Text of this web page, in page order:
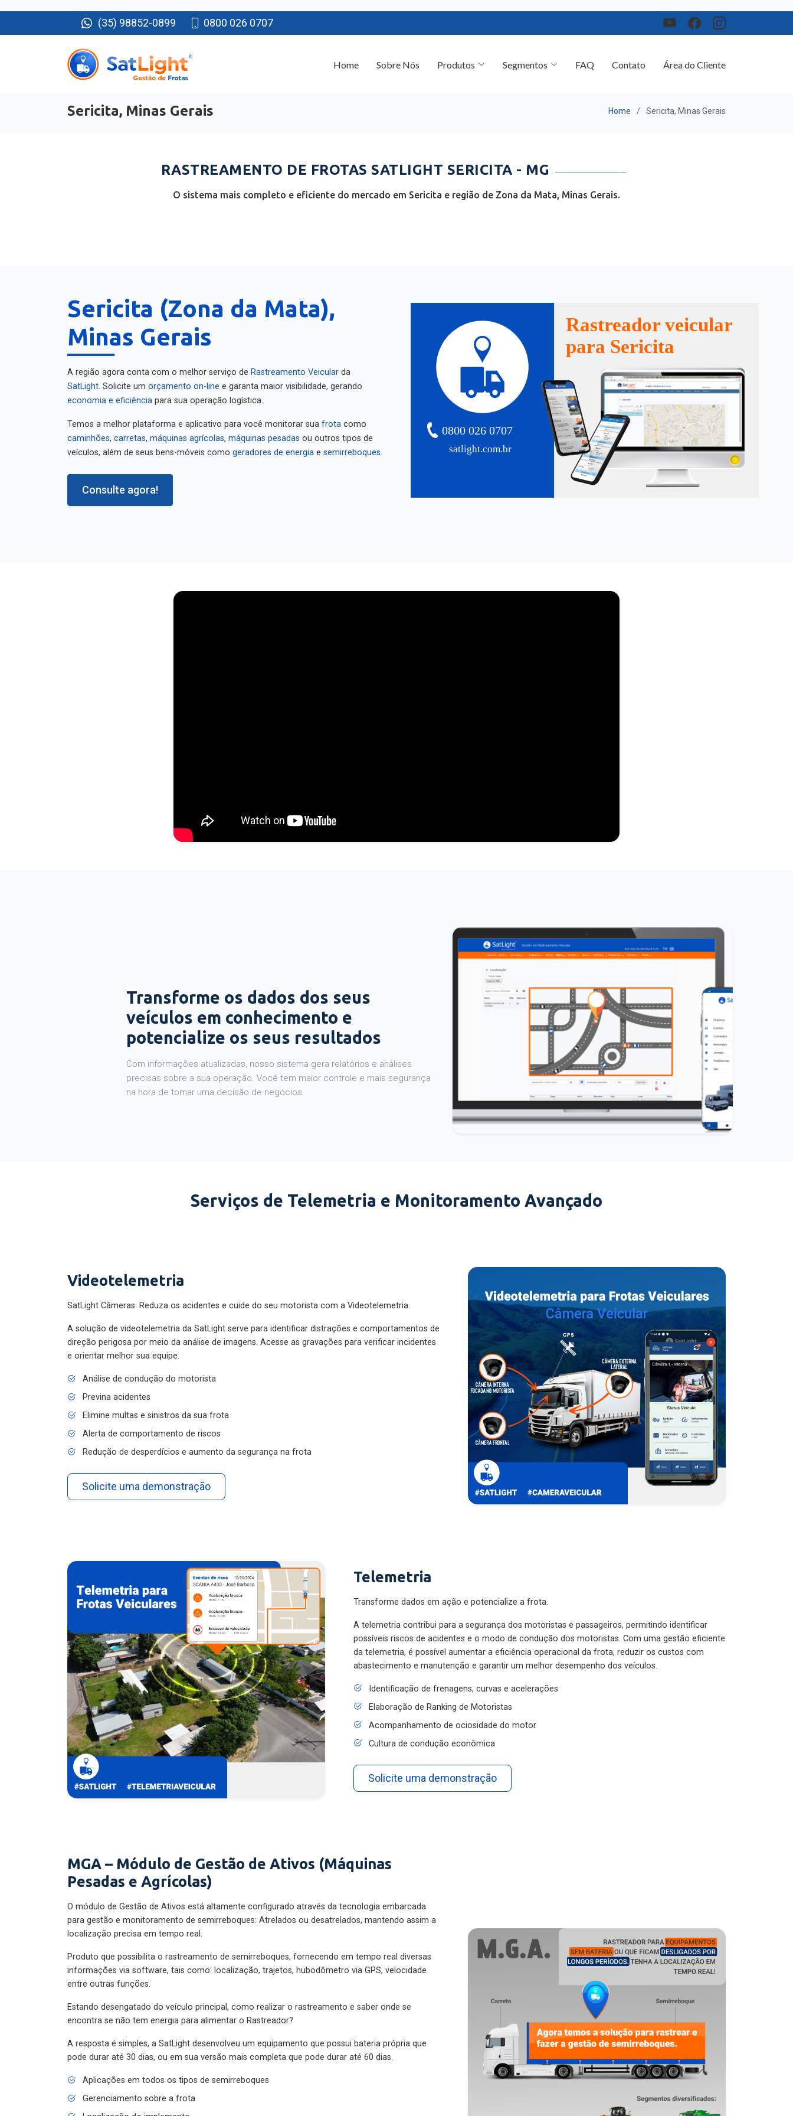
(35) 98852-0899 0800 026 0707
Sericita, Minas Gerais
RASTREAMENTO DE FROTAS SATLIGHT SERICITA - MG
O sistema mais completo e eficiente do mercado em Sericita e região de Zona da Mata, Minas Gerais.
Sericita (Zona da Mata),
Minas Gerais
A região agora conta com o melhor serviço de Rastreamento Veicular
da
SatLight
. Solicite um orçamento on-line
e garanta maior visibilidade, gerando
economia e eficiência
para sua operação logística.
Temos a melhor plataforma e aplicativo para você monitorar sua frota
caminhões
máquinas agrícolas máquinas pesadas
ou outros tipos de
veículos, além de seus bens-móveis como
geradores de energia semirreboques
Consulte agora!
satlight.com.br
0800 026 0707
Rastreador veicular
para Sericita
Transforme os dados dos seus
veículos em conhecimento e
potencialize os seus resultados
Com informações atualizadas, nosso sistema gera relatórios e análises
precisas sobre a sua operação. Você tem maior controle e mais segurança
na hora de tomar uma decisão de negócios.
Serviços de Telemetria e Monitoramento Avançado
Videotelemetria
SatLight Câmeras: Reduza os acidentes e cuide do seu motorista com a Videotelemetria.
A solução de videotelemetria da SatLight serve para identificar distrações e comportamentos de
direção perigosa por meio da análise de imagens. Acesse as gravações para verificar incidentes
e orientar melhor sua equipe.
Análise de condução do motorista
Previna acidentes
Elimine multas e sinistros da sua frota
Alerta de comportamento de riscos
Redução de desperdícios e aumento da segurança na frota
Solicite uma demonstração
Telemetria
Transforme dados em ação e potencialize a frota.
A telemetria contribui para a segurança dos motoristas e passageiros, permitindo identificar
possíveis riscos de acidentes e o modo de condução dos motoristas. Com uma gestão eficiente
da telemetria, é possível aumentar a eficiência operacional da frota, reduzir os custos com
abastecimento e manutenção e garantir um melhor desempenho dos veículos.
Identificação de frenagens, curvas e acelerações
Elaboração de Ranking de Motoristas
Acompanhamento de ociosidade do motor
Cultura de condução econômica
Solicite uma demonstração
MGA – Módulo de Gestão de Ativos (Máquinas
Pesadas e Agrícolas)
O módulo de Gestão de Ativos está altamente configurado através da tecnologia embarcada
para gestão e monitoramento de semirreboques: Atrelados ou desatrelados, mantendo assim a
localização precisa em tempo real.
Produto que possibilita o rastreamento de semirreboques, fornecendo em tempo real diversas
informações via software, tais como: localização, trajetos, hubodômetro via GPS, velocidade
entre outras funções.
Estando desengatado do veículo principal, como realizar o rastreamento e saber onde se
encontra se não tem energia para alimentar o Rastreador?
A resposta é simples, a SatLight desenvolveu um equipamento que possui bateria própria que
pode durar até 30 dias, ou em sua versão mais completa que pode durar até 60 dias.
Aplicações em todos os tipos de semirreboques
Gerenciamento sobre a frota
Localização do implemento